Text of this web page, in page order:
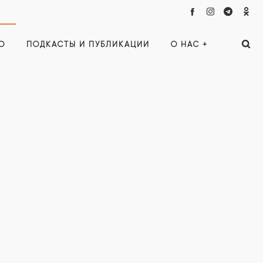
ПОДКАСТЫ И ПУБЛИКАЦИИ О НАС +